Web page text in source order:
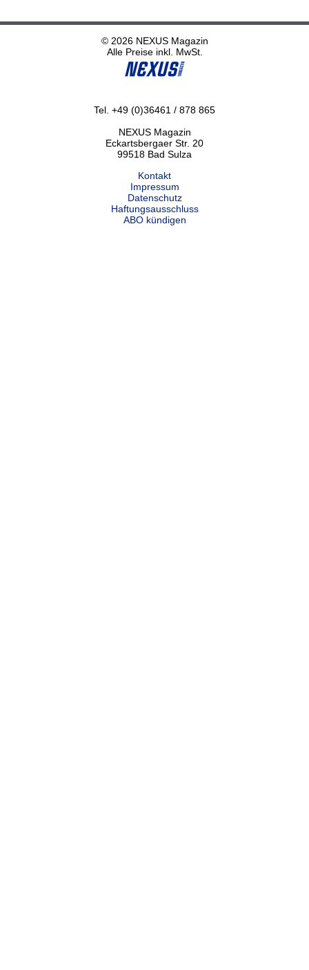
© 2026 NEXUS Magazin
Alle Preise inkl. MwSt.
Tel. +49 (0)36461 / 878 865
NEXUS Magazin
Eckartsbergaer Str. 20
99518 Bad Sulza
Kontakt
Impressum
Datenschutz
Haftungsausschluss
ABO kündigen